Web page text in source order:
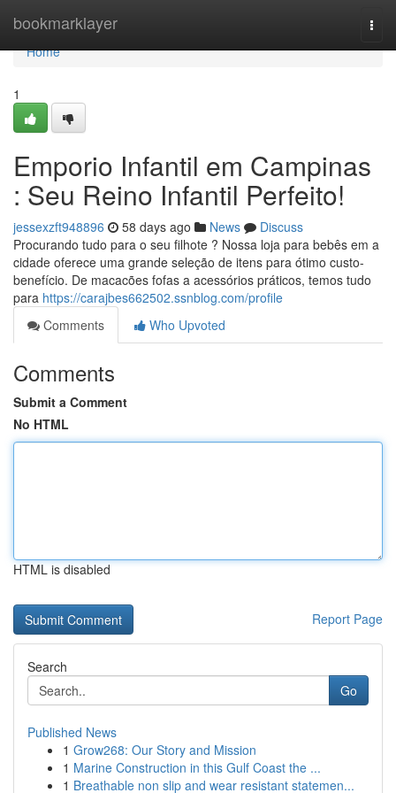
bookmarklayer
Home
Home
1
Emporio Infantil em Campinas
: Seu Reino Infantil Perfeito!
jessexzft948896 58 days ago News
Discuss
Procurando tudo para o seu filhote ? Nossa loja para bebês em a
cidade oferece uma grande seleção de itens para ótimo custo-
benefício. De macacões fofas a acessórios práticos, temos tudo
para https://carajbes662502.ssnblog.com/profile
Comments
Who Upvoted
Comments
Submit a Comment
No HTML
HTML is disabled
Report Page
Search
Go
Published News
1 Grow268: Our Story and Mission
1 Marine Construction in this Gulf Coast the ...
1 Breathable non slip and wear resistant statemen...